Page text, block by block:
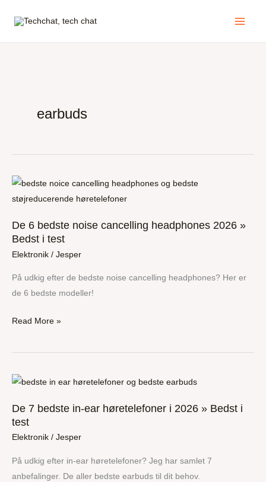
earbuds
De 6 bedste noise cancelling headphones 2026 »
Bedst i test
Elektronik / Jesper
På udkig efter de bedste noise cancelling headphones? Her er
de 6 bedste modeller!
De
6
noise
cancelling
headphones
2026
»
Read More »
De 7 bedste in-ear høretelefoner i 2026 » Bedst i
test
Elektronik / Jesper
På udkig efter in-ear høretelefoner? Jeg har samlet 7
anbefalinger. De aller bedste earbuds til dit behov.
De
bedste
in-
ear
høretelefoner
i